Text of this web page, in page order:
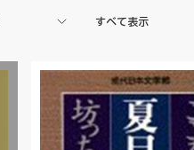
すべて表示